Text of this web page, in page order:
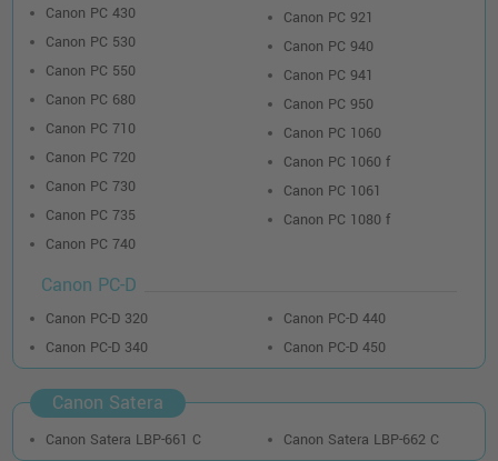
Canon PC 430
Canon PC 530
Canon PC 550
Canon PC 680
Canon PC 710
Canon PC 720
Canon PC 730
Canon PC 735
Canon PC 740
Canon PC 921
Canon PC 940
Canon PC 941
Canon PC 950
Canon PC 1060
Canon PC 1060 f
Canon PC 1061
Canon PC 1080 f
Canon PC-D
Canon PC-D 320
Canon PC-D 340
Canon PC-D 440
Canon PC-D 450
Canon Satera
Canon Satera LBP-661 C Canon Satera LBP-662 C